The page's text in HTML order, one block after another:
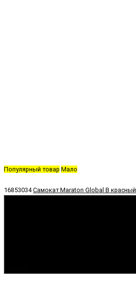
Популярный товар Мало
16853034 Самокат Maraton Global B красный